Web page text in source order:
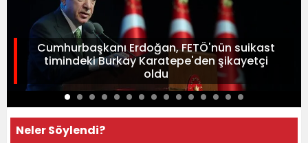
Cumhurbaşkanı Erdoğan, FETÖ'nün suikast
timindeki Burkay Karatepe'den şikayetçi
oldu
Neler Söylendi?